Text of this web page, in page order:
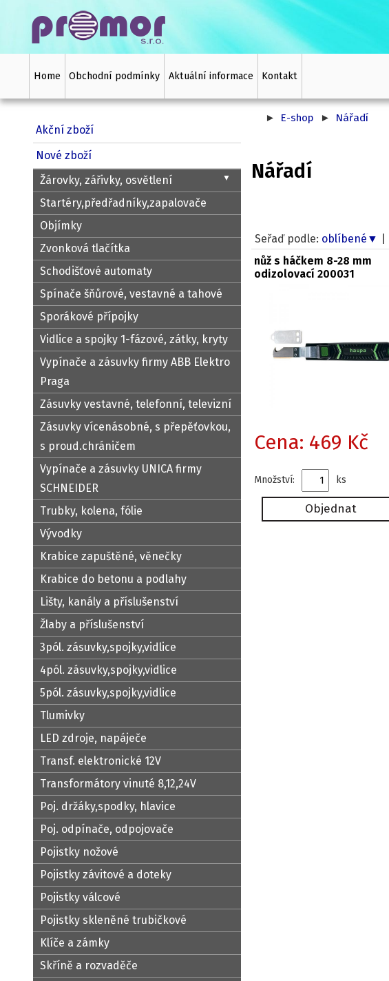
Home Obchodní podmínky Aktuální informace Kontakt
Akční zboží
Nové zboží
Žárovky, zářivky, osvětlení
▼
Startéry,předřadníky,zapalovače
Objímky
Zvonková tlačítka
Schodišťové automaty
Spínače šňůrové, vestavné a tahové
Sporákové přípojky
Vidlice a spojky 1-fázové, zátky, kryty
Vypínače a zásuvky firmy ABB Elektro
Praga
Zásuvky vestavné, telefonní, televizní
Zásuvky vícenásobné, s přepěťovkou,
s proud.chráničem
Vypínače a zásuvky UNICA firmy
SCHNEIDER
Trubky, kolena, fólie
Vývodky
Krabice zapuštěné, věnečky
Krabice do betonu a podlahy
Lišty, kanály a příslušenství
Žlaby a příslušenství
3pól. zásuvky,spojky,vidlice
4pól. zásuvky,spojky,vidlice
5pól. zásuvky,spojky,vidlice
Tlumivky
LED zdroje, napáječe
Transf. elektronické 12V
Transformátory vinuté 8,12,24V
Poj. držáky,spodky, hlavice
Poj. odpínače, odpojovače
Pojistky nožové
Pojistky závitové a doteky
Pojistky válcové
Pojistky skleněné trubičkové
Klíče a zámky
Skříně a rozvaděče
E-shop Nářadí
Nářadí
Seřaď podle: oblíbené▼
nůž s háčkem 8-28 mm
odizolovací 200031
Cena: 469 Kč
Množství: ks